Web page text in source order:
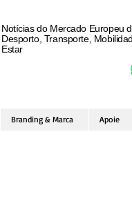
Notícias do Mercado Europeu
Desporto, Transporte,
Estar
Branding & Marca Apoie